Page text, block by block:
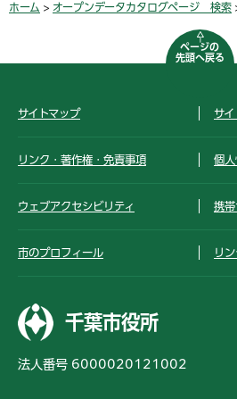
ホーム > オープンデータカタログページ 検索
ページの
先頭へ戻る
サイトマップ サイ
リンク・著作権・免責事項 個人
ウェブアクセシビリティ 携帯
市のプロフィール リ
千葉市役所
法人番号 6000020121002